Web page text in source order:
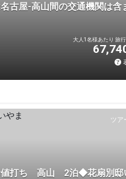
古屋-高山間の交通機関は含
大人1名様あたり 旅
ツア
値打ち 高山 2泊◆花扇別